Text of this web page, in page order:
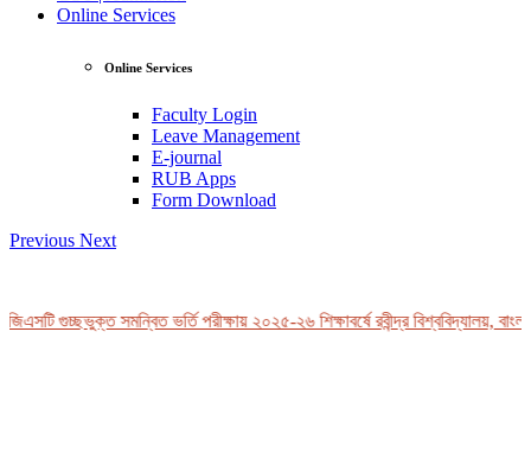
Online Services
Online Services
Faculty Login
Leave Management
E-journal
RUB Apps
Form Download
Previous Next
গুচ্ছভুক্ত সমন্বিত ভর্তি পরীক্ষায় ২০২৫-২৬ শিক্ষাবর্ষে রবীন্দ্র বিশ্ববিদ্যালয়,